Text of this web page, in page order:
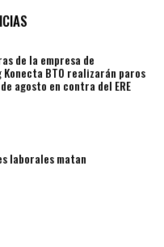
de la empresa de
BTO realizarán paros
de agosto en contra del ERE
laborales matan